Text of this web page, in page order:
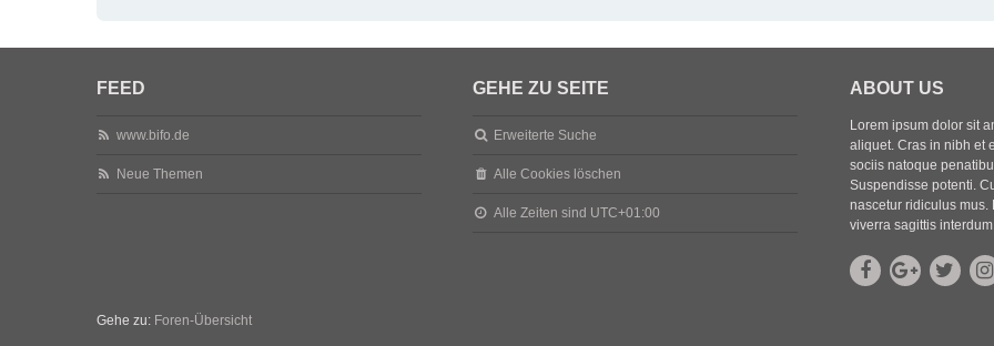
FEED
www.bifo.de
Neue Themen
GEHE ZU SEITE
Erweiterte Suche
Alle Cookies löschen
Alle Zeiten sind UTC+01:00
ABOUT US
Lorem ipsum dolor sit
aliquet. Cras in nibh et
sociis natoque
Suspendisse potenti.
nascetur ridiculus mus.
viverra sagittis
Gehe zu: Foren-Übersicht